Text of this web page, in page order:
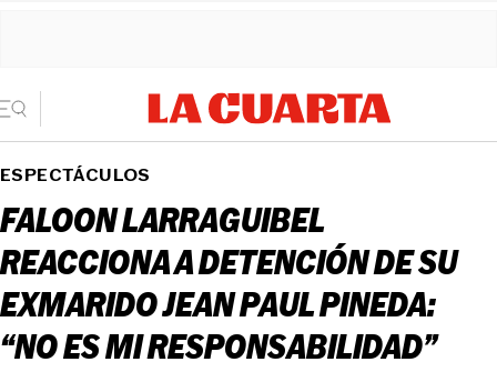
ESPECTÁCULOS
FALOON LARRAGUIBEL
REACCIONA A DETENCIÓN DE SU
EXMARIDO JEAN PAUL PINEDA:
“NO ES MI RESPONSABILIDAD”